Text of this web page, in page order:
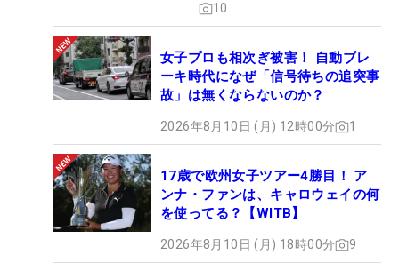
10
女子プロも相次ぎ被害！ 自動ブレ
ーキ時代になぜ「信号待ちの追突事
故」は無くならないのか？
2026年8月10日 (月) 12時00分 1
17歳で欧州女子ツアー4勝目！ ア
ンナ・ファンは、キャロウェイの何
を使ってる？【WITB】
2026年8月10日 (月) 18時00分 9